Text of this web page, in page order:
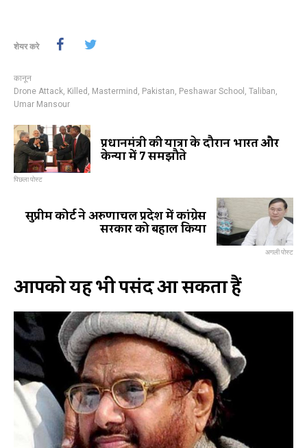
शेयर करे
कानून
Drone Attack Killed Mastermind Pakistan Peshawar School Taliban
Umar Mansour
प्रधानमंत्री की यात्रा के दौरान भारत और
केन्या में 7 समझौते
पिछला पोस्ट
सुप्रीम कोर्ट ने अरुणाचल प्रदेश में कांग्रेस
सरकार को बहाल किया
अगली पोस्ट
आपको यह भी पसंद आ सकता हैं